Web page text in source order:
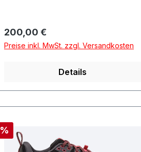
Regulärer Preis:
200,00 €
Preise inkl. MwSt. zzgl. Versandkosten
Details
Rabatt
%